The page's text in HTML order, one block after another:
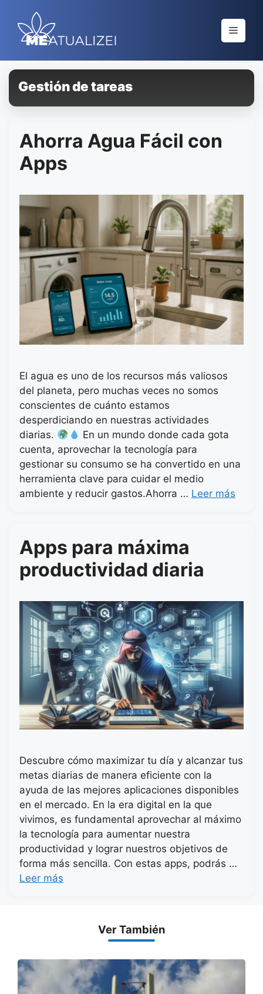
contenido
Menú
Gestión de tareas
Ahorra Agua Fácil con
Apps
El agua es uno de los recursos más valiosos
del planeta, pero muchas veces no somos
conscientes de cuánto estamos
desperdiciando en nuestras actividades
diarias.
En un mundo donde cada gota
cuenta, aprovechar la tecnología para
gestionar su consumo se ha convertido en una
herramienta clave para cuidar el medio
ambiente y reducir gastos.Ahorra … Leer más
Apps para máxima
productividad diaria
Descubre cómo maximizar tu día y alcanzar tus
metas diarias de manera eficiente con la
ayuda de las mejores aplicaciones disponibles
en el mercado. En la era digital en la que
vivimos, es fundamental aprovechar al máximo
la tecnología para aumentar nuestra
productividad y lograr nuestros objetivos de
forma más sencilla. Con estas apps, podrás …
Leer más
Ver También